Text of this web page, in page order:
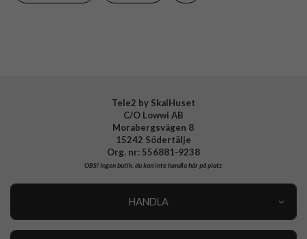
Tillverkarens art nr
Tele2 by SkalHuset
C/O Lowwi AB
Morabergsvägen 8
15242 Södertälje
Org. nr: 556881-9238
OBS!Ingen butik, du kan inte handla här på plats
HANDLA